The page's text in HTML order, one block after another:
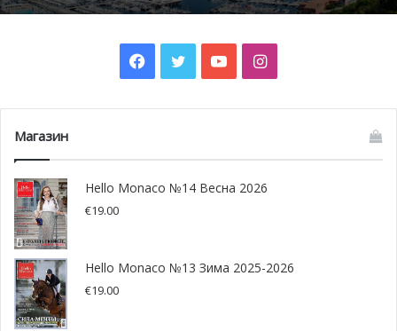
Facebook
TwitterYouTubeInstagram
Магазин
Hello Monaco №14 Весна 2026
€19.00
Hello Monaco №13 Зима 2025-2026
€19.00